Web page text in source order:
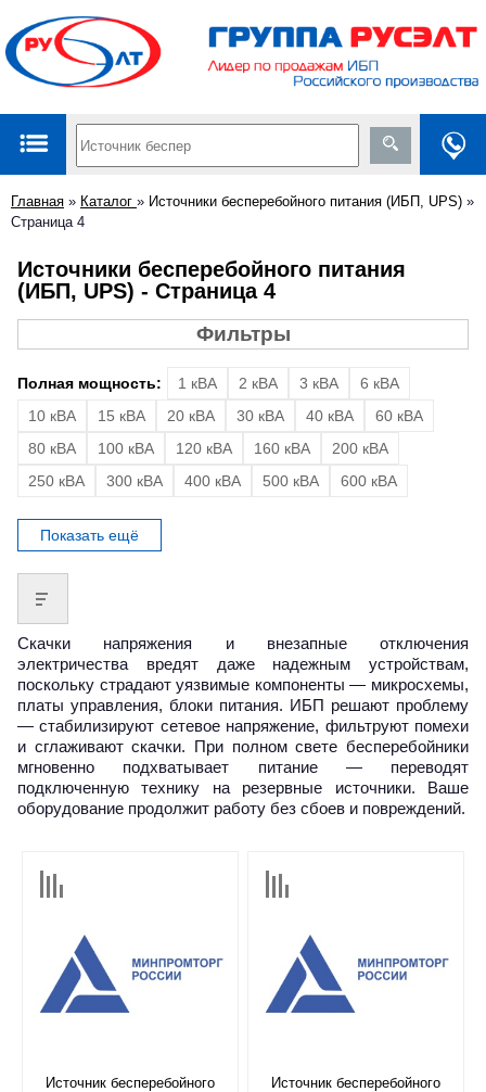
Главная » Каталог » Источники бесперебойного питания (ИБП, UPS) »
Страница 4
Источники бесперебойного питания
(ИБП, UPS) - Страница 4
Фильтры
Полная мощность: 1 кВА 2 кВА 3 кВА
6 кВА
10 кВА
15 кВА 20 кВА 30 кВА 40 кВА
60 кВА
80 кВА
100 кВА 120 кВА 160 кВА
200 кВА
250 кВА
300 кВА 400 кВА 500 кВА 600 кВА
Показать ещё
Скачки напряжения и внезапные отключения
электричества вредят даже надежным устройствам,
поскольку страдают уязвимые компоненты — микросхемы,
платы управления, блоки питания. ИБП решают проблему
— стабилизируют сетевое напряжение, фильтруют помехи
и сглаживают скачки. При полном свете бесперебойники
мгновенно подхватывает питание — переводят
подключенную технику на резервные источники. Ваше
оборудование продолжит работу без сбоев и повреждений.
Источник бесперебойного
Источник бесперебойного